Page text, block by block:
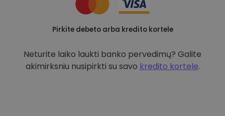
Pirkite debeto arba kredito kortele
Neturite laiko laukti banko pervedimų? Galite
akimirksniu nusipirkti su savo kredito kortele.